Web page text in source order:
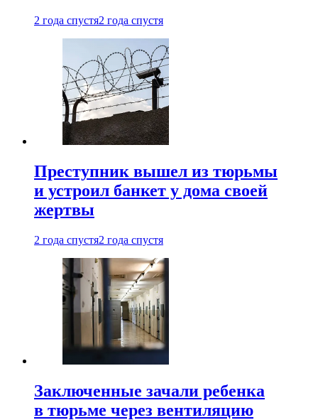
2 года спустя2 года спустя
Преступник вышел из тюрьмы
и устроил банкет у дома своей
жертвы
2 года спустя2 года спустя
Заключенные зачали ребенка
в тюрьме через вентиляцию